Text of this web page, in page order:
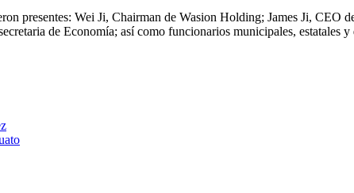
presentes: Wei Ji, Chairman de Wasion Holding; James Ji,
de Economía; así como funcionarios municipales, estatales y